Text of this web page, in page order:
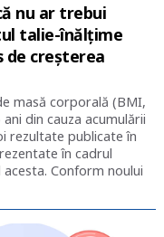
nu ar trebui
talie-înălțime
de creșterea
masă corporală (BMI,
din cauza acumulării
rezultate publicate în
în cadrul
Conform noului